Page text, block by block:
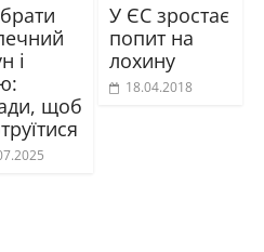
і
щоб
У ЄС зростає
попит на
лохину
18.04.2018